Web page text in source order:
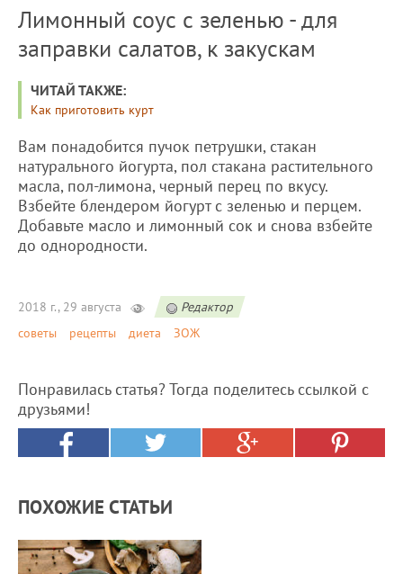
Лимонный соус с зеленью - для
заправки салатов, к закускам
ЧИТАЙ ТАКЖЕ:
Как приготовить курт
Вам понадобится пучок петрушки, стакан
натурального йогурта, пол стакана растительного
масла, пол-лимона, черный перец по вкусу.
Взбейте блендером йогурт с зеленью и перцем.
Добавьте масло и лимонный сок и снова взбейте
до однородности.
2018 г., 29 августа
Редактор
советы
рецепты диета ЗОЖ
Понравилась статья? Тогда поделитесь ссылкой с
друзьями!
ПОХОЖИЕ СТАТЬИ